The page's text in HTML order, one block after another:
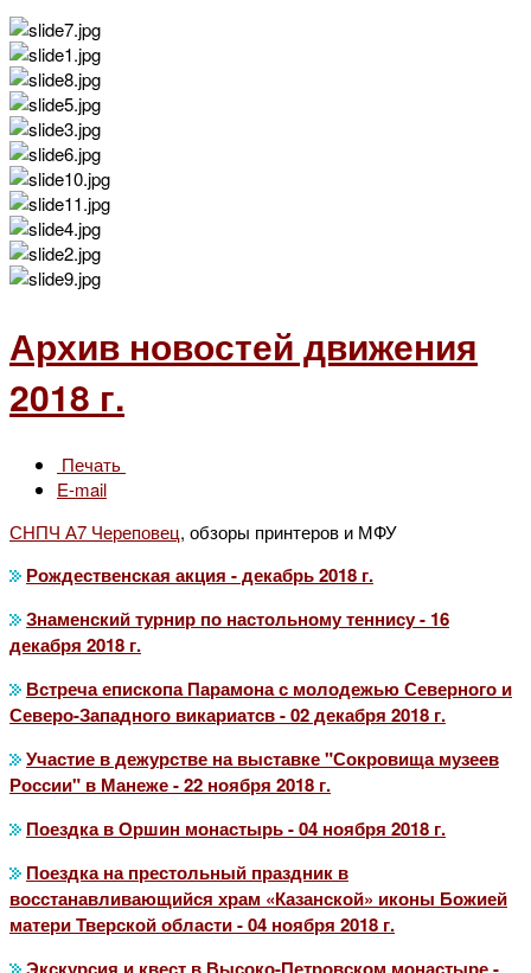
Архив новостей движения
2018 г.
Печать
E-mail
СНПЧ А7 Череповец, обзоры принтеров и МФУ
Рождественская акция - декабрь 2018 г.
Знаменский турнир по настольному теннису - 16
декабря 2018 г.
Встреча епископа Парамона с молодежью Северного и
Северо-Западного викариатсв - 02 декабря 2018 г.
Участие в дежурстве на выставке "Сокровища музеев
России" в Манеже - 22 ноября 2018 г.
Поездка в Оршин монастырь - 04 ноября 2018 г.
Поездка на престольный праздник в
восстанавливающийся храм «Казанской» иконы Божией
матери Тверской области - 04 ноября 2018 г.